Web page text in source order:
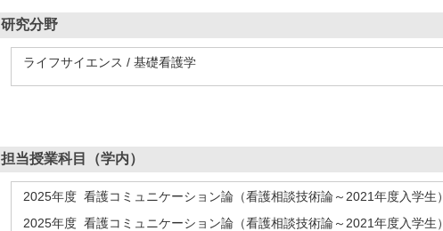
研究分野
ライフサイエンス / 基礎看護学
担当授業科目（学内）
2025年度 看護コミュニケーション論（看護相談技術論～2021年度入学生）
2025年度 看護コミュニケーション論（看護相談技術論～2021年度入学生）